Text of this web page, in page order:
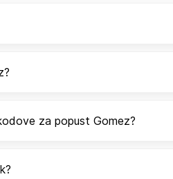
za popust Gomez?